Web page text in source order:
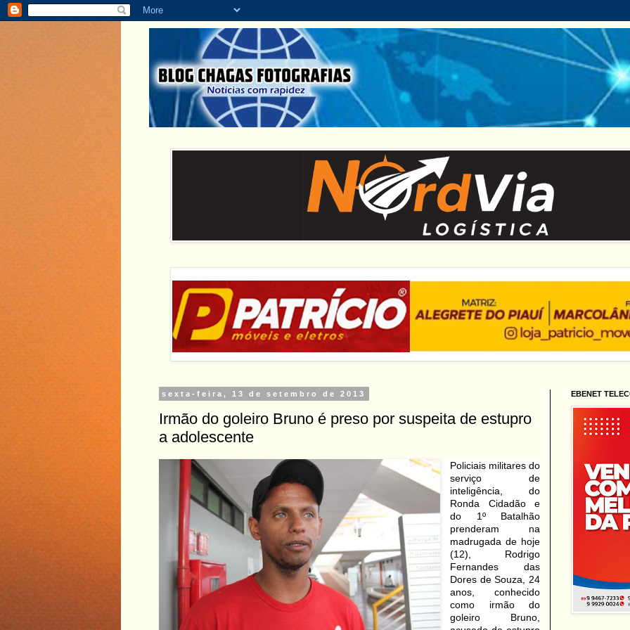
sexta-feira, 13 de setembro de 2013
Irmão do goleiro Bruno é preso por suspeita de estupro
a adolescente
Policiais militares do
serviço de
inteligência, do
Ronda Cidadão e
do 1º Batalhão
prenderam na
madrugada de hoje
(12), Rodrigo
Fernandes das
Dores de Souza, 24
anos, conhecido
como irmão do
goleiro Bruno,
EBENET